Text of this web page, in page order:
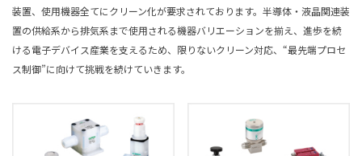
装置、使用機器全てにクリーン化が要求されております。半導体・液晶関連装
置の供給系から排気系まで使用される機器バリエーションを揃え、進歩を続
ける電子デバイス産業を支えるため、限りないクリーン対応、“最先端プロセ
ス制御”に向けて挑戦を続けていきます。